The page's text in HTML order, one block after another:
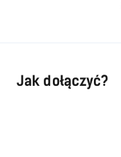
Jak dołączyć?